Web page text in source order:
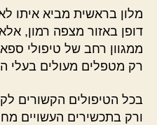
מלון בראשית מביא איתו
דופן באזור מצפה רמון,
ממגוון רחב של טיפולי
רק מטפלים מעולים בעלי
בכל הטיפולים הקשורים
ורק בתכשירים העשויים